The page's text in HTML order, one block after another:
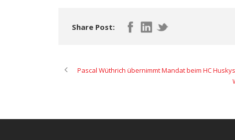
Share Post:
Pascal Wüthrich übernimmt Mandat beim HC Huskys